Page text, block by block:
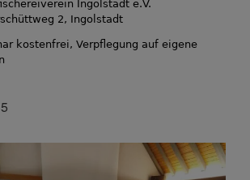
Ingolstadt e.V.
2, Ingolstadt
kostenfrei, Verpflegung auf eigene